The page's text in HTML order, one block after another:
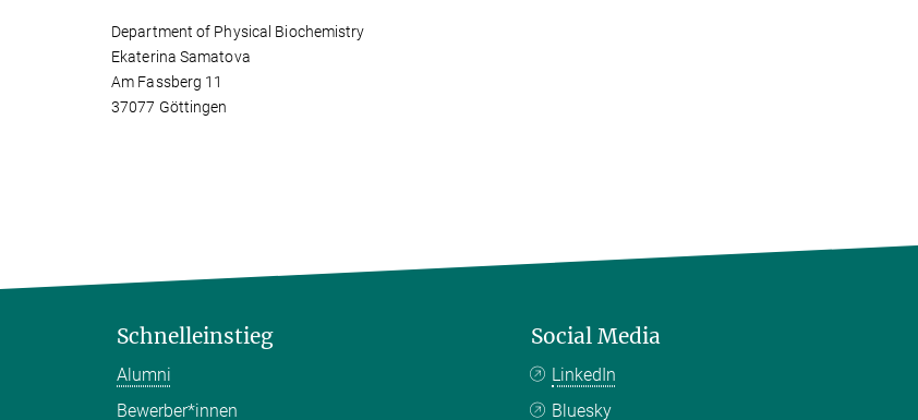
Department of Physical Biochemistry
Ekaterina Samatova
Am Fassberg 11
37077 Göttingen
Schnelleinstieg
Alumni
Bewerber*innen
Social Media
LinkedIn
Bluesky